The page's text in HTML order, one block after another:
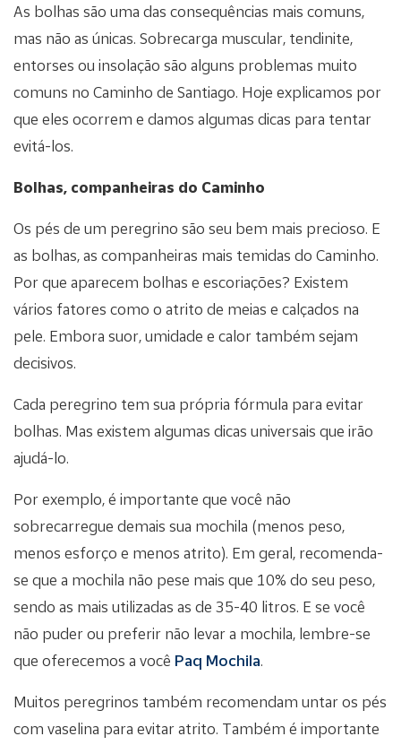
As bolhas são uma das consequências mais comuns,
mas não as únicas. Sobrecarga muscular, tendinite,
entorses ou insolação são alguns problemas muito
comuns no Caminho de Santiago. Hoje explicamos por
que eles ocorrem e damos algumas dicas para tentar
evitá-los.
Bolhas, companheiras do Caminho
Os pés de um peregrino são seu bem mais precioso. E
as bolhas, as companheiras mais temidas do Caminho.
Por que aparecem bolhas e escoriações? Existem
vários fatores como o atrito de meias e calçados na
pele. Embora suor, umidade e calor também sejam
decisivos.
Cada peregrino tem sua própria fórmula para evitar
bolhas. Mas existem algumas dicas universais que irão
ajudá-lo.
Por exemplo, é importante que você não
sobrecarregue demais sua mochila (menos peso,
menos esforço e menos atrito). Em geral, recomenda-
se que a mochila não pese mais que 10% do seu peso,
sendo as mais utilizadas as de 35-40 litros. E se você
não puder ou preferir não levar a mochila, lembre-se
que oferecemos a você Paq Mochila.
Muitos peregrinos também recomendam untar os pés
com vaselina para evitar atrito. Também é importante